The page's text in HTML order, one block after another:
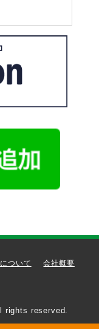
ついて 会社概要
rights reserved.